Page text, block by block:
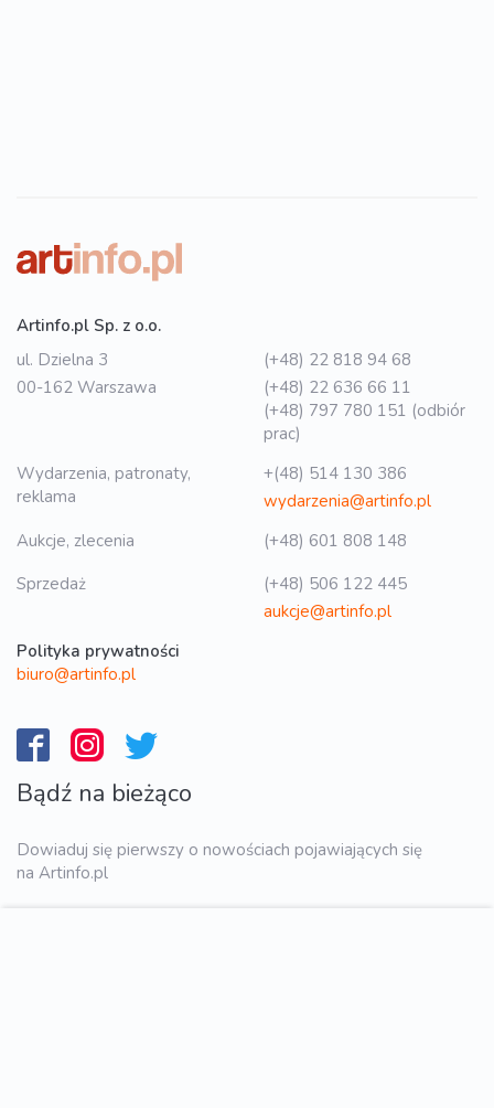
Artinfo.pl Sp. z o.o.
ul. Dzielna 3
00-162 Warszawa
(+48) 22 818 94 68
(+48) 22 636 66 11
(+48) 797 780 151 (odbiór
prac)
Wydarzenia, patronaty,
reklama
+(48) 514 130 386
wydarzenia@artinfo.pl
Aukcje, zlecenia
(+48) 601 808 148
Sprzedaż
(+48) 506 122 445
aukcje@artinfo.pl
Polityka prywatności
biuro@artinfo.pl
Bądź na bieżąco
Dowiaduj się pierwszy o nowościach pojawiających się
na Artinfo.pl